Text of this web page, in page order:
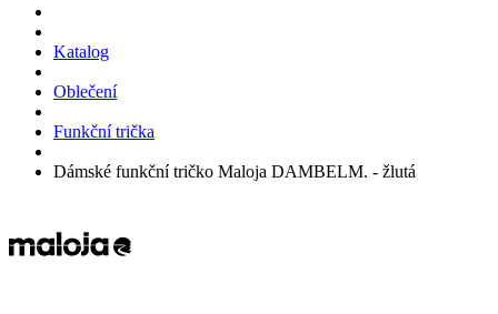
Katalog
Oblečení
Funkční trička
Dámské funkční tričko Maloja DAMBELM. - žlutá